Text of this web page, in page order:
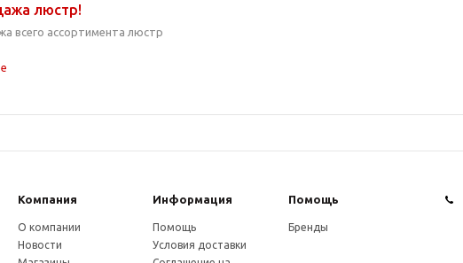
люстр!
всего ассортимента люстр
Компания Информация Помощь
О компании
Новости
Помощь
Условия доставки
Бренды